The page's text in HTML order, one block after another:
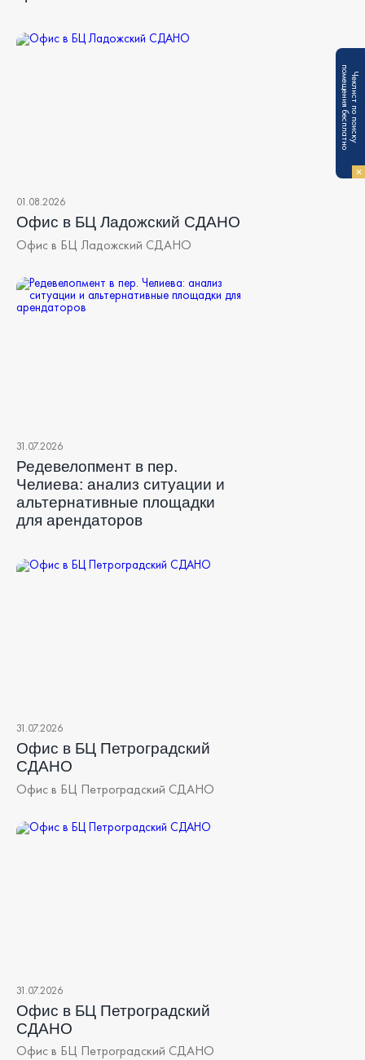
01.08.2026
Офис в БЦ Ладожский СДАНО
Офис в БЦ Ладожский СДАНО
31.07.2026
Редевелопмент в пер.
Челиева: анализ ситуации и
альтернативные площадки
для арендаторов
31.07.2026
Офис в БЦ Петроградский
СДАНО
Офис в БЦ Петроградский СДАНО
31.07.2026
Офис в БЦ Петроградский
СДАНО
Офис в БЦ Петроградский СДАНО
Ч
е
к
л
и
с
т
п
о
п
о
и
с
к
у
по
м
е
щ
е
н
и
я
б
е
с
п
л
а
т
н
о